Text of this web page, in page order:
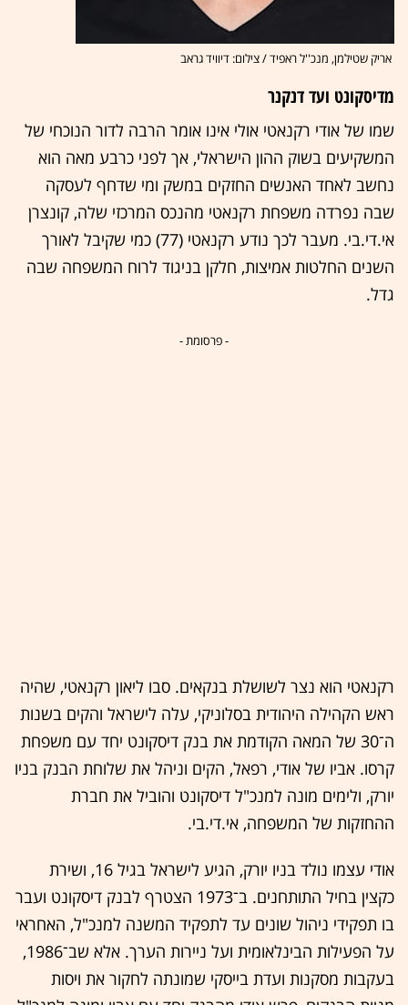
אריק שטילמן, מנכ''ל ראפיד / צילום: דיוויד גראב
מדיסקונט ועד דנקנר
שמו של אודי רקנאטי אולי אינו אומר הרבה לדור הנוכחי של
המשקיעים בשוק ההון הישראלי, אך לפני כרבע מאה הוא
נחשב לאחד האנשים החזקים במשק ומי שדחף לעסקה
שבה נפרדה משפחת רקנאטי מהנכס המרכזי שלה, קונצרן
אי.די.בי. מעבר לכך נודע רקנאטי (77) כמי שקיבל לאורך
השנים החלטות אמיצות, חלקן בניגוד לרוח המשפחה שבה
גדל.
- פרסומת -
רקנאטי הוא נצר לשושלת בנקאים. סבו ליאון רקנאטי, שהיה
ראש הקהילה היהודית בסלוניקי, עלה לישראל והקים בשנות
ה־30 של המאה הקודמת את בנק דיסקונט יחד עם משפחת
קרסו. אביו של אודי, רפאל, הקים וניהל את שלוחת הבנק בניו
יורק, ולימים מונה למנכ"ל דיסקונט והוביל את חברת
ההחזקות של המשפחה, אי.די.בי.
אודי עצמו נולד בניו יורק, הגיע לישראל בגיל 16, ושירת
כקצין בחיל התותחנים. ב־1973 הצטרף לבנק דיסקונט ועבר
בו תפקידי ניהול שונים עד לתפקיד המשנה למנכ"ל, האחראי
על הפעילות הבינלאומית ועל ניירות הערך. אלא שב־1986,
בעקבות מסקנות ועדת בייסקי שמונתה לחקור את ויסות